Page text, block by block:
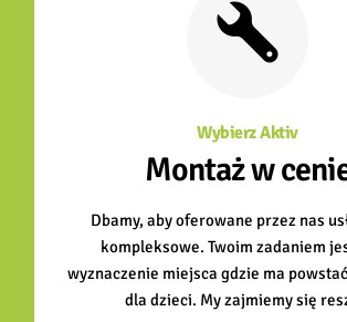
Wybierz Aktiv
Montaż w
Dbamy, aby oferowane przez nas
kompleksowe. Twoim zadaniem
wyznaczenie miejsca gdzie ma
dla dzieci. My zajmiemy się